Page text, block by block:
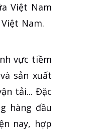
Việt Nam
Nam.
vực tiềm
sản xuất
tải... Đặc
hàng đầu
nay, hợp